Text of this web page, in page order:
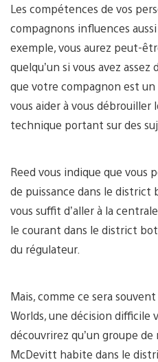
Les compétences de vos
compagnons influences
exemple, vous aurez peut-
quelqu’un si vous avez
que votre compagnon est
vous aider à vous débrouiller
technique portant sur des
Reed vous indique que vous
de puissance dans le district
vous suffit d’aller à la
le courant dans le district
du régulateur.
Mais, comme ce sera
Worlds, une décision difficile
découvrirez qu’un groupe
McDevitt habite dans le